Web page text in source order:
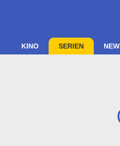
KINO SERIEN